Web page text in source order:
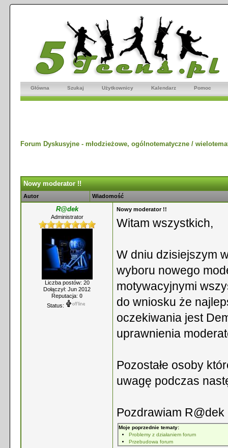
Główna Szukaj Użytkownicy Kalendarz Pomoc
Forum Dyskusyjne - młodzieżowe, ogólnotematyczne /
Nowy moderator !!
Autor Wiadomość
R@dek
Administrator
Liczba postów: 20
Dołączył: Jun 2012
Reputacja: 0
Status:
Nowy moderator !!
Witam wszystkich,
W dniu dzisiejszym
wyboru nowego
motywacyjnymi
do wniosku że
oczekiwania jest
uprawnienia
Pozostałe osoby
uwagę podczas
Pozdrawiam R@dek
Moje poprzednie tematy:
Problemy z działaniem forum
Przebudowa forum